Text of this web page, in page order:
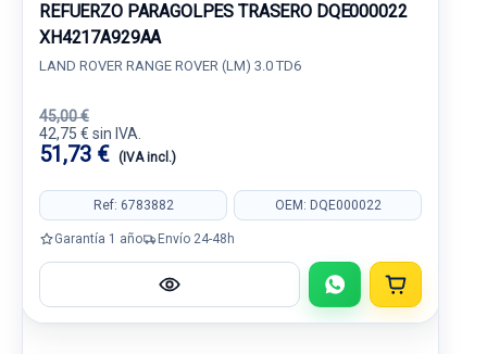
REFUERZO PARAGOLPES TRASERO DQE000022
XH4217A929AA
LAND ROVER RANGE ROVER (LM) 3.0 TD6
45,00 €
42,75 € sin IVA.
51,73 € (IVA incl.)
Ref: 6783882 OEM: DQE000022
Garantía 1 año Envío 24-48h